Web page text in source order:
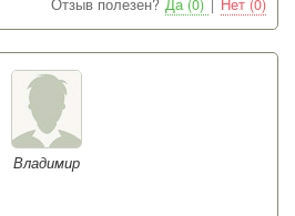
Отзыв полезен? Да (0) | Нет (0)
Владимир